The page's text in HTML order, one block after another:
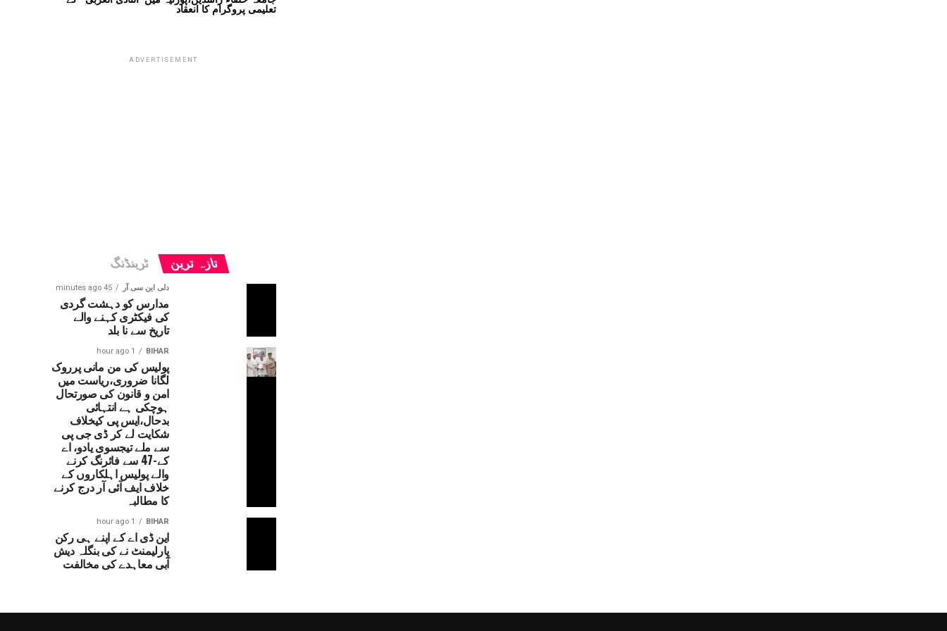
تعلیمی پروگرام کا انعقاد
ADVERTISEMENT
تازہ ترین ٹرینڈنگ
دلی این سی آر 45 minutes ago
مدارس کو دہشت گردی
کی فیکٹری کہنے والے
تاریخ سے نا بلد
BIHAR
1 hour ago
پولیس کی من مانی پرروک
لگانا ضروری،ریاست میں
امن و قانون کی صورتحال
ہوچکی ہے انتہائی
بدحال،ایس پی کیخلاف
شکایت لے کر ڈی جی پی
سے ملے تیجسوی یادو، اے
کے-47 سے فائرنگ کرنے
والے پولیس اہلکاروں کے
خلاف ایف آئی آر درج کرنے
کا مطالبہ
BIHAR
1 hour ago
این ڈی اے کے اپنے ہی رکن
پارلیمنٹ نے کی بنگلہ دیش
آبی معاہدے کی مخالفت